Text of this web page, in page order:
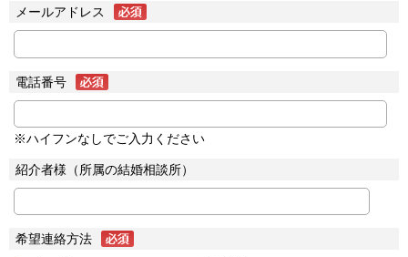
メールアドレス
電話番号
※ハイフンなしでご入力ください
紹介者様（所属の結婚相談所）
希望連絡方法